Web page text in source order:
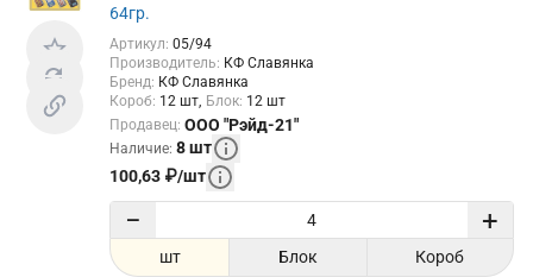
64гр.
Артикул: 05/94
Производитель: КФ Славянка
Бренд: КФ Славянка
Короб: 12 шт Блок: 12 шт
Продавец: ООО "Рэйд-21"
Наличие: 8шт
100,63 ₽/шт
− +
шт Блок Короб